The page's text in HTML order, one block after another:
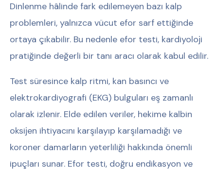
Dinlenme hâlinde fark edilemeyen bazı kalp
problemleri, yalnızca vücut efor sarf ettiğinde
ortaya çıkabilir. Bu nedenle efor testi, kardiyoloji
pratiğinde değerli bir tanı aracı olarak kabul edilir.
Test süresince kalp ritmi, kan basıncı ve
elektrokardiyografi (EKG) bulguları eş zamanlı
olarak izlenir. Elde edilen veriler, hekime kalbin
oksijen ihtiyacını karşılayıp karşılamadığı ve
koroner damarların yeterliliği hakkında önemli
ipuçları sunar. Efor testi, doğru endikasyon ve